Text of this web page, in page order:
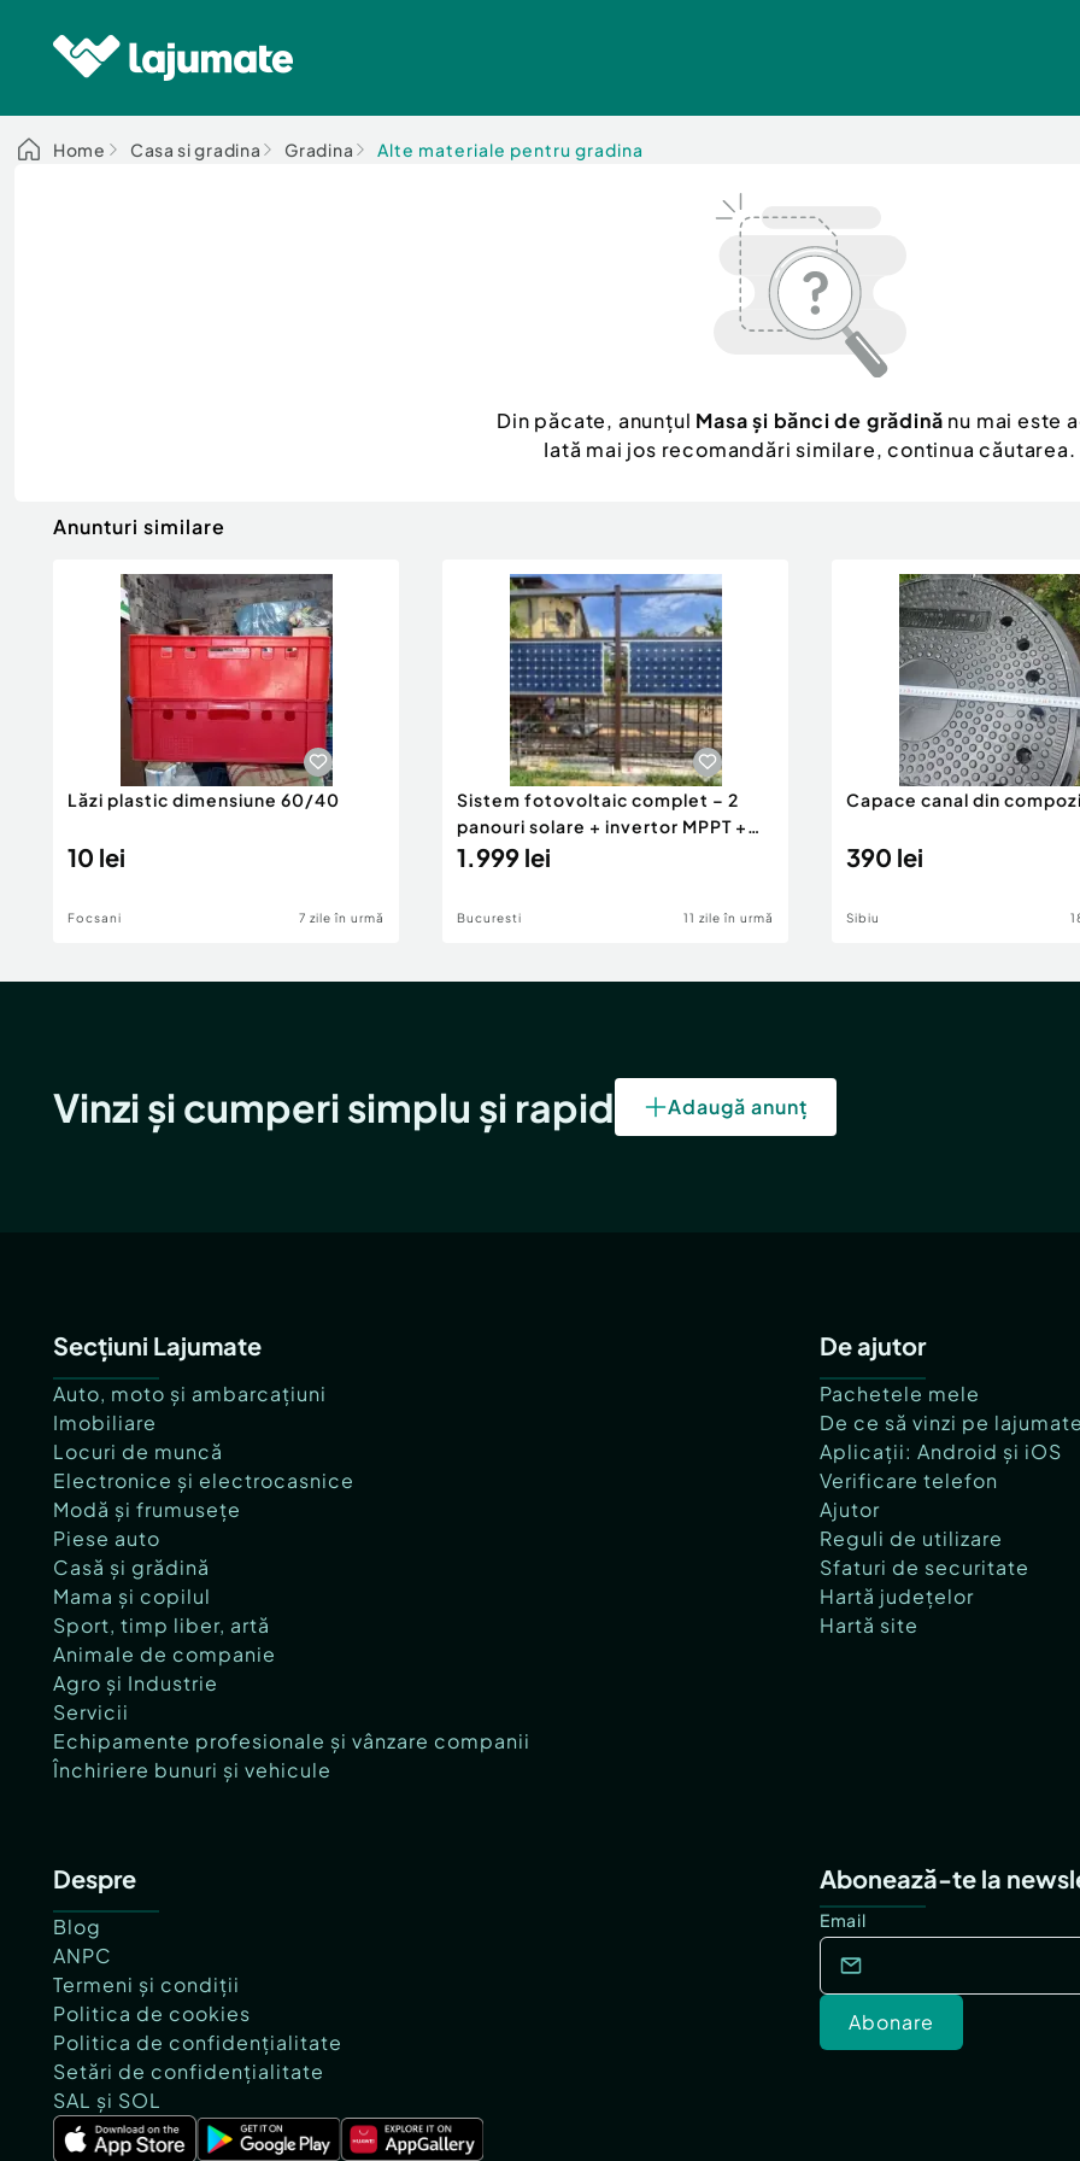
Home Casa si gradina Gradina Alte materiale pentru gradina
Din păcate, anunțul Masa și bănci de grădină nu mai este
Iată mai jos recomandări similare, continua căutarea.
Anunturi similare
Lăzi plastic dimensiune 60/40
10 lei
Focsani 7 zile în urmă
Sistem fotovoltaic complet – 2
panouri solare + invertor MPPT +
acumulator.
1.999 lei
Bucuresti 11 zile în urmă
Capace canal din
390 lei
Sibiu
Vinzi și cumperi simplu și rapid Adaugă anunț
Secțiuni Lajumate
Auto, moto și ambarcațiuni
Imobiliare
Locuri de muncă
Electronice și electrocasnice
Modă și frumusețe
Piese auto
Casă și grădină
Mama și copilul
Sport, timp liber, artă
Animale de companie
Agro și Industrie
Servicii
Echipamente profesionale și vânzare companii
Închiriere bunuri și vehicule
De ajutor
Pachetele mele
De ce să vinzi pe
Aplicații: Android și iOS
Verificare telefon
Ajutor
Reguli de utilizare
Sfaturi de securitate
Hartă județelor
Hartă site
Despre
Blog
ANPC
Termeni și condiții
Politica de cookies
Politica de confidențialitate
Setări de confidențialitate
SAL și SOL
Abonează-te la
Email
Abonare